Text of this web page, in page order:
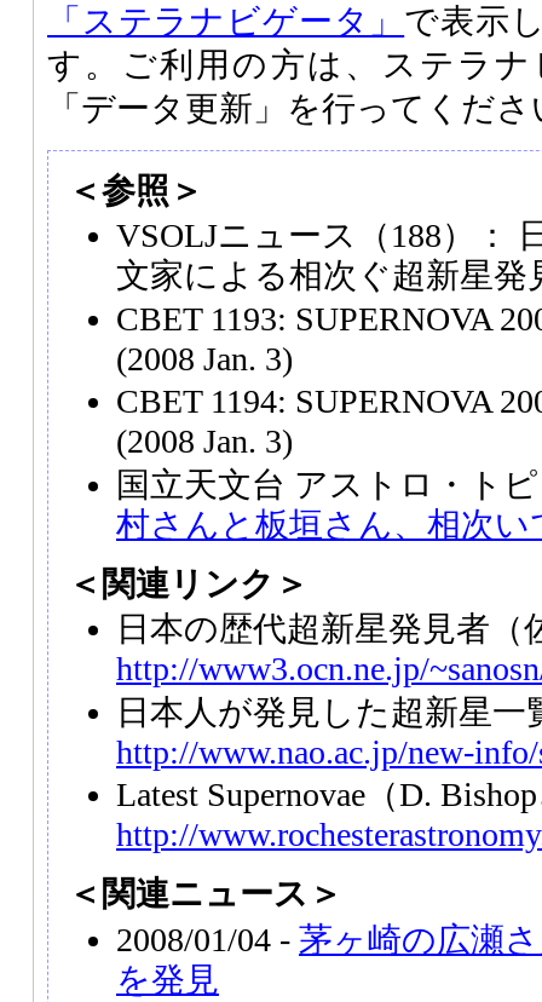
「ステラナビゲータ」 で表示
す。ご利用の方は、ステラ
「データ更新」を行ってくださ
＜参照＞
VSOLJニュース（188）：
文家による相次ぐ超新星発
CBET 1193: SUPERNOVA
(2008 Jan. 3)
CBET 1194: SUPERNOVA
(2008 Jan. 3)
国立天文台 アストロ・ト
村さんと板垣さん、相次い
＜関連リンク＞
日本の歴代超新星発見者（
http://www3.ocn.ne.jp/
日本人が発見した超新星一
http://www.nao.ac.jp/new-
Latest Supernovae（D.
http://
＜関連ニュース＞
2008/01/04 - 茅ヶ崎の広瀬
を発見